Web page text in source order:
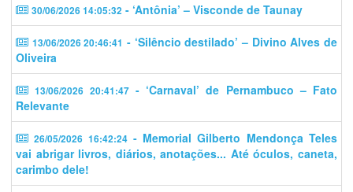
30/06/2026 14:05:32 - ‘Antônia’ – Visconde de Taunay
13/06/2026 20:46:41 - ‘Silêncio destilado’ – Divino Alves de
Oliveira
13/06/2026 20:41:47- ‘Carnaval’ de Pernambuco – Fato
Relevante
26/05/2026 16:42:24- Memorial Gilberto Mendonça Teles
vai abrigar livros, diários, anotações... Até óculos, caneta,
carimbo dele!